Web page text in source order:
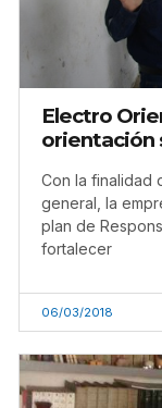
Electro
orientación
Con la finalidad
general, la
plan de
fortalecer
06/03/2018